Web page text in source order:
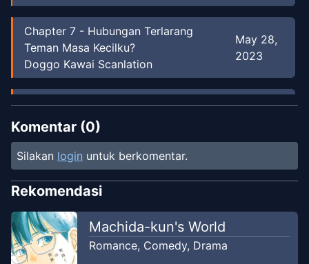
Chapter 7- Hubungan Terlarang
Teman Masa Kecilku?
Doggo Kawai Scanlation
May 28,
2023
Chapter6-Diwaktu Kamu Tinggal
Melakukannya Saja
Doggo Kawai Scanlation
May 15,
Chapter5-Apakah Teman Masa
Kecilku Tsundere?
May 11,
Chapter4- Perubahan Teman
Komentar (0)
Silakan login untuk berkomentar.
Rekomendasi
Machida-kun's World
Romance, Comedy, Drama